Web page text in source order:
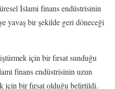
İslami finans endüstrisinin
yavaş bir şekilde geri döneceği
için bir fırsat sunduğu
finans endüstrisinin uzun
için bir fırsat olduğu belirtildi.